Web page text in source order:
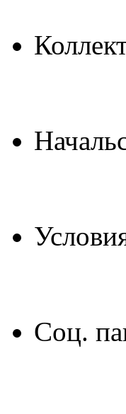
Соц.